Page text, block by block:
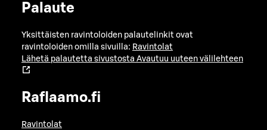
Palaute
Yksittäisten ravintoloiden palautelinkit ovat
ravintoloiden omilla sivuilla: Ravintolat
Lähetä palautetta sivustosta Avautuu uuteen välilehteen
Raflaamo.fi
Ravintolat